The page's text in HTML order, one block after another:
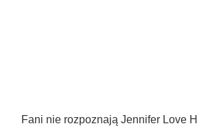
Fani nie rozpoznają Jennifer Love